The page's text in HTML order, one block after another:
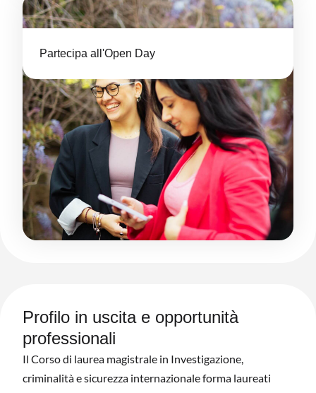
Partecipa all'Open Day
Profilo in uscita e opportunità
professionali
Il Corso di laurea magistrale in Investigazione,
criminalità e sicurezza internazionale forma laureati